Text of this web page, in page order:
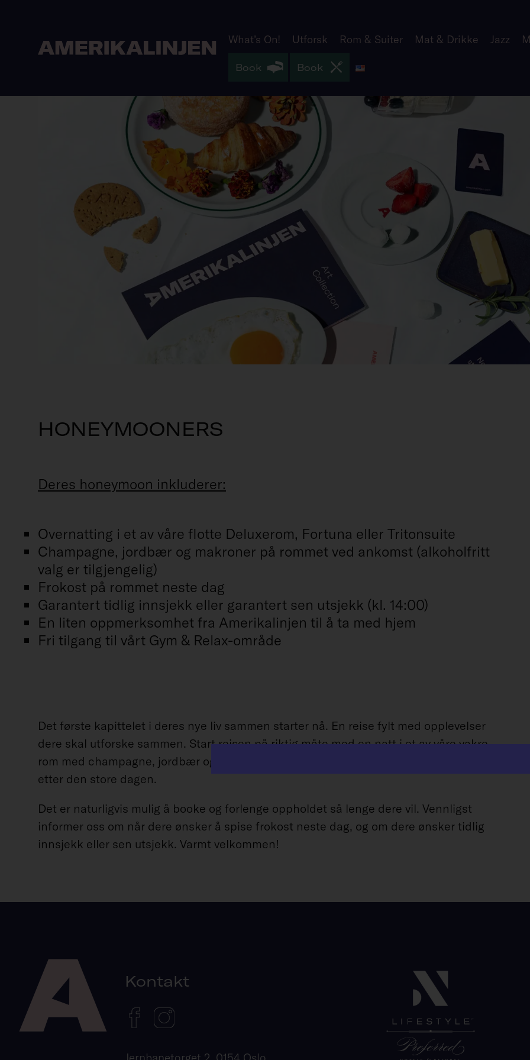
What’s On! Utforsk Rom & Suiter Mat & Drikke Jazz
Book Book
HONEYMOONERS
Deres honeymoon inkluderer:
Overnatting i et av våre flotte Deluxerom, Fortuna eller Tritonsuite
Champagne, jordbær og makroner på rommet ved ankomst (alkoholfritt
valg er tilgjengelig)
Frokost på rommet neste dag
Garantert tidlig innsjekk eller garantert sen utsjekk (kl. 14:00)
En liten oppmerksomhet fra Amerikalinjen til å ta med hjem
Fri tilgang til vårt Gym & Relax-område
Det første kapittelet i deres nye liv sammen starter nå. En reise fylt med opplevelser
dere skal utforske sammen. Start reisen på riktig måte med en natt i et av våre vakre
rom med champagne, jordbær og makroner, og nyt en deilig frokost på sengen dagen
etter den store dagen.
Det er naturligvis mulig å booke og forlenge oppholdet så lenge dere vil. Vennligst
informer oss om når dere ønsker å spise frokost neste dag, og om dere ønsker tidlig
innsjekk eller sen utsjekk. Varmt velkommen!
Kontakt